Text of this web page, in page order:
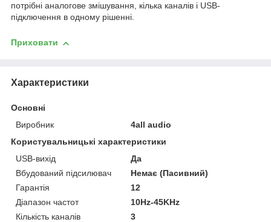
потрібні аналогове змішування, кілька каналів і USB-
підключення в одному рішенні.
Приховати
Характеристики
Основні
Виробник
4all audio
Користувальницькі характеристики
USB-вихід
Да
Вбудований підсилювач
Немає (Пасивний)
Гарантія
12
Діапазон частот
10Hz-45KHz
Кількість каналів
3